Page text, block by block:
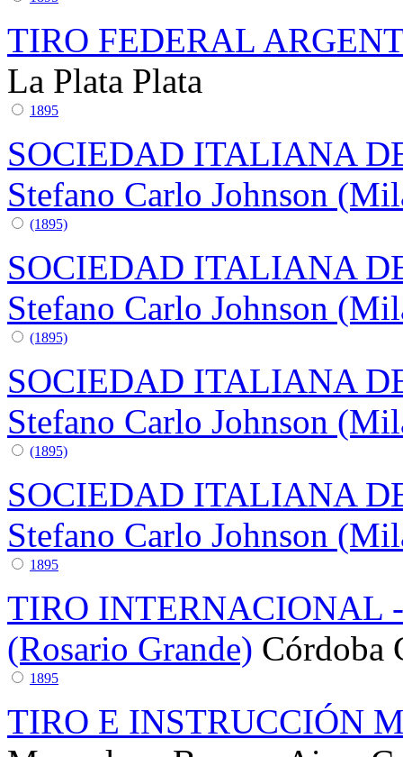
TIRO FEDERAL
La Plata Plata
1895
SOCIEDAD ITALIANA
Stefano Carlo Johnson
(1895)
SOCIEDAD ITALIANA
Stefano Carlo Johnson
(1895)
SOCIEDAD ITALIANA
Stefano Carlo Johnson
(1895)
SOCIEDAD ITALIANA
Stefano Carlo Johnson
1895
TIRO INTERNACIONAL
(Rosario Grande) Córdoba
1895
TIRO E INSTRUCCIÓN